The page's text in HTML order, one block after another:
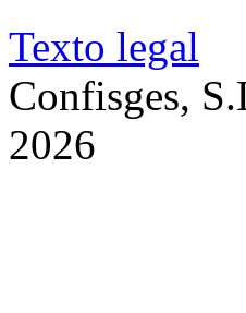
Texto legal
Confisges,
2026